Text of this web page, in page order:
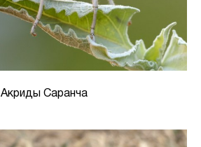
Акриды Саранча